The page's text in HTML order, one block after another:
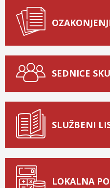
SEDNICE
SLUŽBENI
LOKALNA